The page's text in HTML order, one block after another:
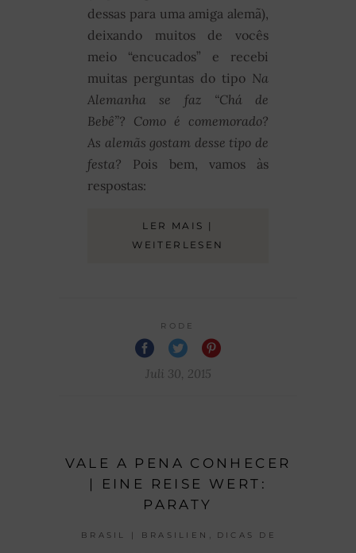
dessas para uma amiga alemã),
deixando muitos de vocês
meio “encucados” e recebi
muitas perguntas do tipo Na
Alemanha se faz “Chá de
Bebê”? Como é comemorado?
As alemãs gostam desse tipo de
festa? Pois bem, vamos às
respostas:
LER MAIS |
WEITERLESEN
RODE
Juli 30, 2015
VALE A PENA CONHECER
| EINE REISE WERT:
PARATY
BRASIL | BRASILIEN DICAS DE